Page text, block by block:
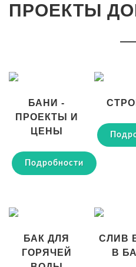
ПРОЕКТЫ
БАНИ -
ПРОЕКТЫ И
ЦЕНЫ
Подробности
БАК ДЛЯ
ГОРЯЧЕЙ
СЛИВ
В